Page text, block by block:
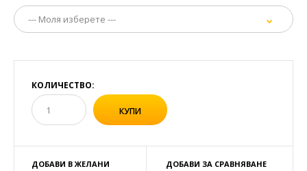
КОЛИЧЕСТВО:
ДОБАВИ В ЖЕЛАНИ ДОБАВИ ЗА СРАВНЯВАНЕ